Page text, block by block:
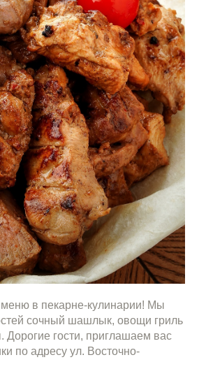
в пекарне-кулинарии! Мы
сочный шашлык, овощи гриль
Дорогие гости, приглашаем вас
по адресу ул. Восточно-